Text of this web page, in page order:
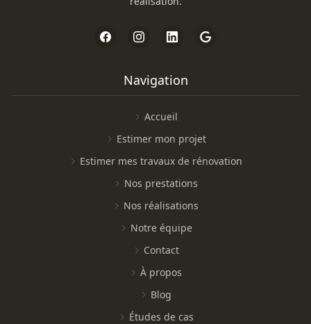
Navigation
Accueil
Estimer mon projet
Estimer mes travaux de rénovation
Nos prestations
Nos réalisations
Notre équipe
Contact
À propos
Blog
Études de cas